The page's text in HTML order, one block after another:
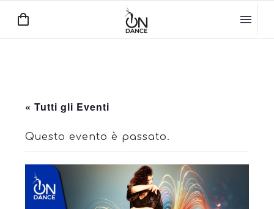
« Tutti gli Eventi
Questo evento è passato.